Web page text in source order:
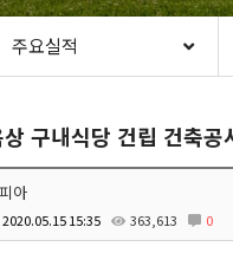
주요실적
구내식당 건립 건축
아
2020.05.15 15:35 363,613 0